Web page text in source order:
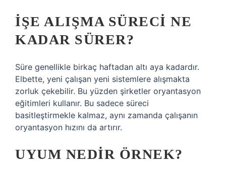
İŞE ALIŞMA SÜRECI NE
KADAR SÜRER?
Süre genellikle birkaç haftadan altı aya kadardır.
Elbette, yeni çalışan yeni sistemlere alışmakta
zorluk çekebilir. Bu yüzden şirketler oryantasyon
eğitimleri kullanır. Bu sadece süreci
basitleştirmekle kalmaz, aynı zamanda çalışanın
oryantasyon hızını da artırır.
UYUM NEDIR ÖRNEK?